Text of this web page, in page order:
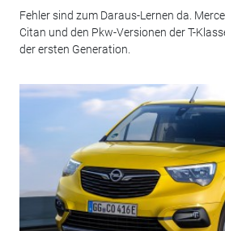
Fehler sind zum Daraus-Lernen da.
Citan und den Pkw-Versionen der T-
der ersten Generation.